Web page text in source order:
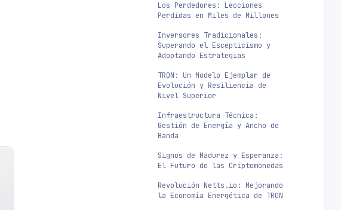
Los Perdedores: Lecciones
Perdidas en Miles de Millones
Inversores Tradicionales:
Superando el Escepticismo y
Adoptando Estrategias
TRON: Un Modelo Ejemplar de
Evolución y Resiliencia de
Nivel Superior
Infraestructura Técnica:
Gestión de Energía y Ancho de
Banda
Signos de Madurez y Esperanza:
El Futuro de las Criptomonedas
Revolución Netts.io: Mejorando
la Economía Energética de TRON